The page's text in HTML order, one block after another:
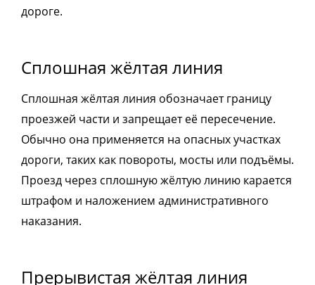
дороге.
Сплошная жёлтая линия
Сплошная жёлтая линия обозначает границу
проезжей части и запрещает её пересечение.
Обычно она применяется на опасных участках
дороги, таких как повороты, мосты или подъёмы.
Проезд через сплошную жёлтую линию карается
штрафом и наложением административного
наказания.
Прерывистая жёлтая линия